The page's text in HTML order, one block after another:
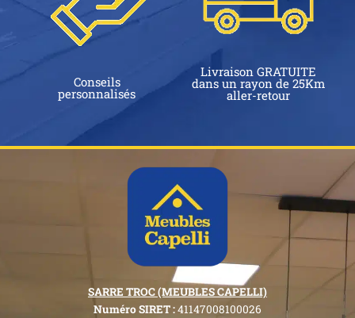
Conseils
personnalisés
Livraison GRATUITE
dans un rayon de 25Km
aller-retour
SARRE TROC (MEUBLES CAPELLI)
Numéro SIRET :41147008100026